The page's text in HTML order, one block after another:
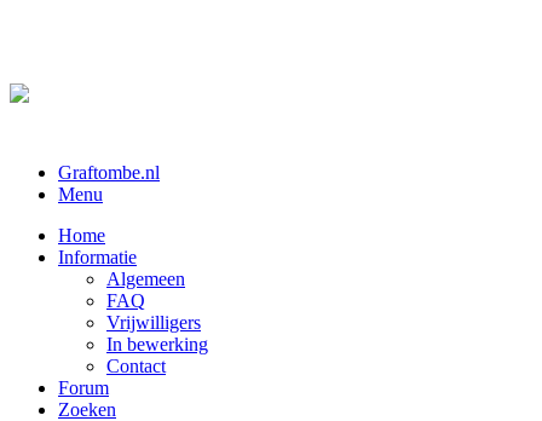
Graftombe.nl
Menu
Home
Informatie
Algemeen
FAQ
Vrijwilligers
In bewerking
Contact
Forum
Zoeken